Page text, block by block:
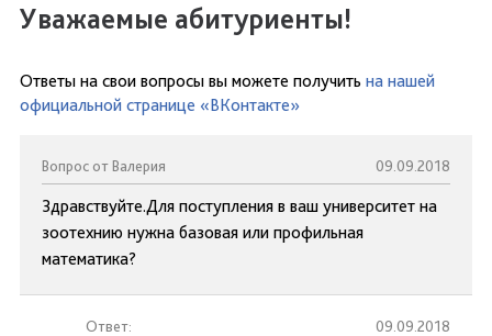
Уважаемые абитуриенты!
Ответы на свои вопросы вы можете получить на нашей
официальной странице «ВКонтакте»
Вопрос от Валерия 09.09.2018
Здравствуйте.Для поступления в ваш университет на
зоотехнию нужна базовая или профильная
математика?
Ответ: 09.09.2018